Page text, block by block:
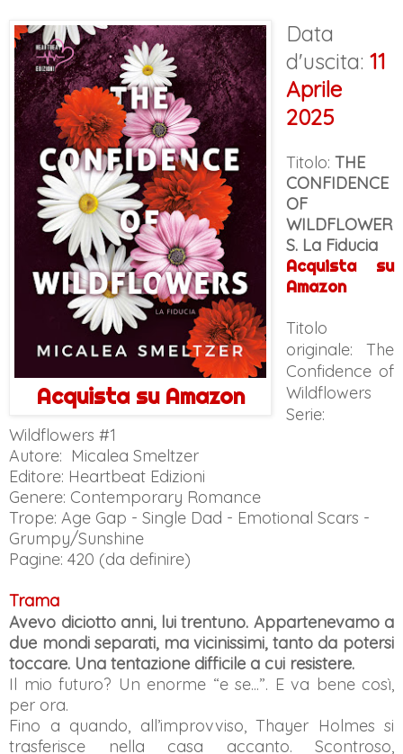
Acquista su Amazon
Data
d'uscita: 11
Aprile
2025
Titolo: THE
CONFIDENCE
OF
WILDFLOWER
S. La Fiducia
Acquista su
Amazon
Titolo
originale: The
Confidence of
Wildflowers
Serie:
Wildflowers #1
Autore: Micalea Smeltzer
Editore: Heartbeat Edizioni
Genere: Contemporary Romance
Trope: Age Gap - Single Dad - Emotional Scars -
Grumpy/Sunshine
Pagine: 420 (da definire)
Trama
Avevo diciotto anni, lui trentuno. Appartenevamo a
due mondi separati, ma vicinissimi, tanto da potersi
toccare. Una tentazione difficile a cui resistere.
Il mio futuro? Un enorme “e se...”. E va bene così,
per ora.
Fino a quando, all’improvviso, Thayer Holmes si
trasferisce nella casa accanto. Scontroso,